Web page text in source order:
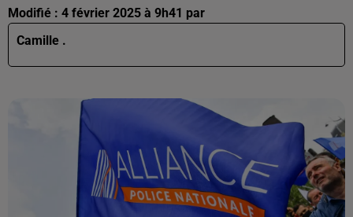
Modifié : 4 février 2025 à 9h41 par
Camille .